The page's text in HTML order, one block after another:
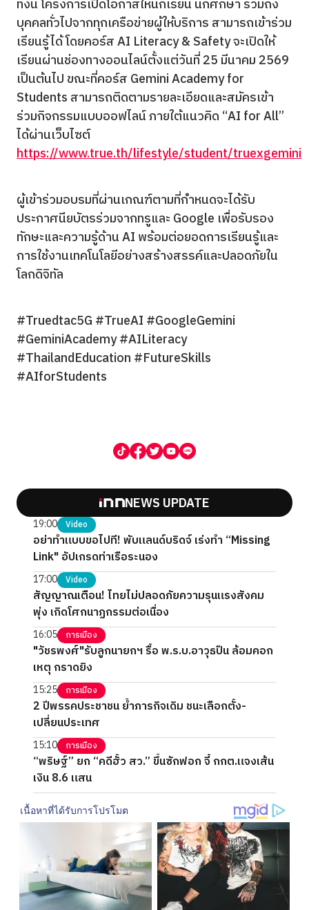
ทั้งนี้ โครงการเปิดโอกาสให้นักเรียน นักศึกษา รวมถึง
บุคคลทั่วไปจากทุกเครือข่ายผู้ให้บริการ สามารถเข้าร่วม
เรียนรู้ได้ โดยคอร์ส AI Literacy & Safety จะเปิดให้
เรียนผ่านช่องทางออนไลน์ตั้งแต่วันที่ 25 มีนาคม 2569
เป็นต้นไป ขณะที่คอร์ส Gemini Academy for
Students สามารถติดตามรายละเอียดและสมัครเข้า
ร่วมกิจกรรมแบบออฟไลน์ ภายใต้แนวคิด “AI for All”
ได้ผ่านเว็บไซต์
https://www.true.th/lifestyle/student/truexgemini
ผู้เข้าร่วมอบรมที่ผ่านเกณฑ์ตามที่กำหนดจะได้รับ
ประกาศนียบัตรร่วมจากทรูและ Google เพื่อรับรอง
ทักษะและความรู้ด้าน AI พร้อมต่อยอดการเรียนรู้และ
การใช้งานเทคโนโลยีอย่างสร้างสรรค์และปลอดภัยใน
โลกดิจิทัล
#Truedtac5G #TrueAI #GoogleGemini
#GeminiAcademy #AILiteracy
#ThailandEducation #FutureSkills
#AIforStudents
NEWS UPDATE
19:00 Video
อย่าทำแบบขอไปที! พับแลนด์บริดจ์ เร่งทำ “Missing
Link" อัปเกรดท่าเรือระนอง
17:00 Video
สัญญาณเตือน! ไทยไม่ปลอดภัยความรุนแรงสังคม
พุ่ง เกิดโศกนาฏกรรมต่อเนื่อง
16:05 การเมือง
"วัชรพงศ์"รับลูกนายกฯ รื้อ พ.ร.บ.อาวุธปืน ล้อมคอก
เหตุ กราดยิง
15:25 การเมือง
2 ปีพรรคประชาชน ย้ำภารกิจเดิม ชนะเลือกตั้ง-
เปลี่ยนประเทศ
15:10 การเมือง
“พริษฐ์” ยก “คดีฮั้ว สว.” ขึ้นซักฟอก จี้ กกต.แจงเส้น
เงิน 8.6 แสน